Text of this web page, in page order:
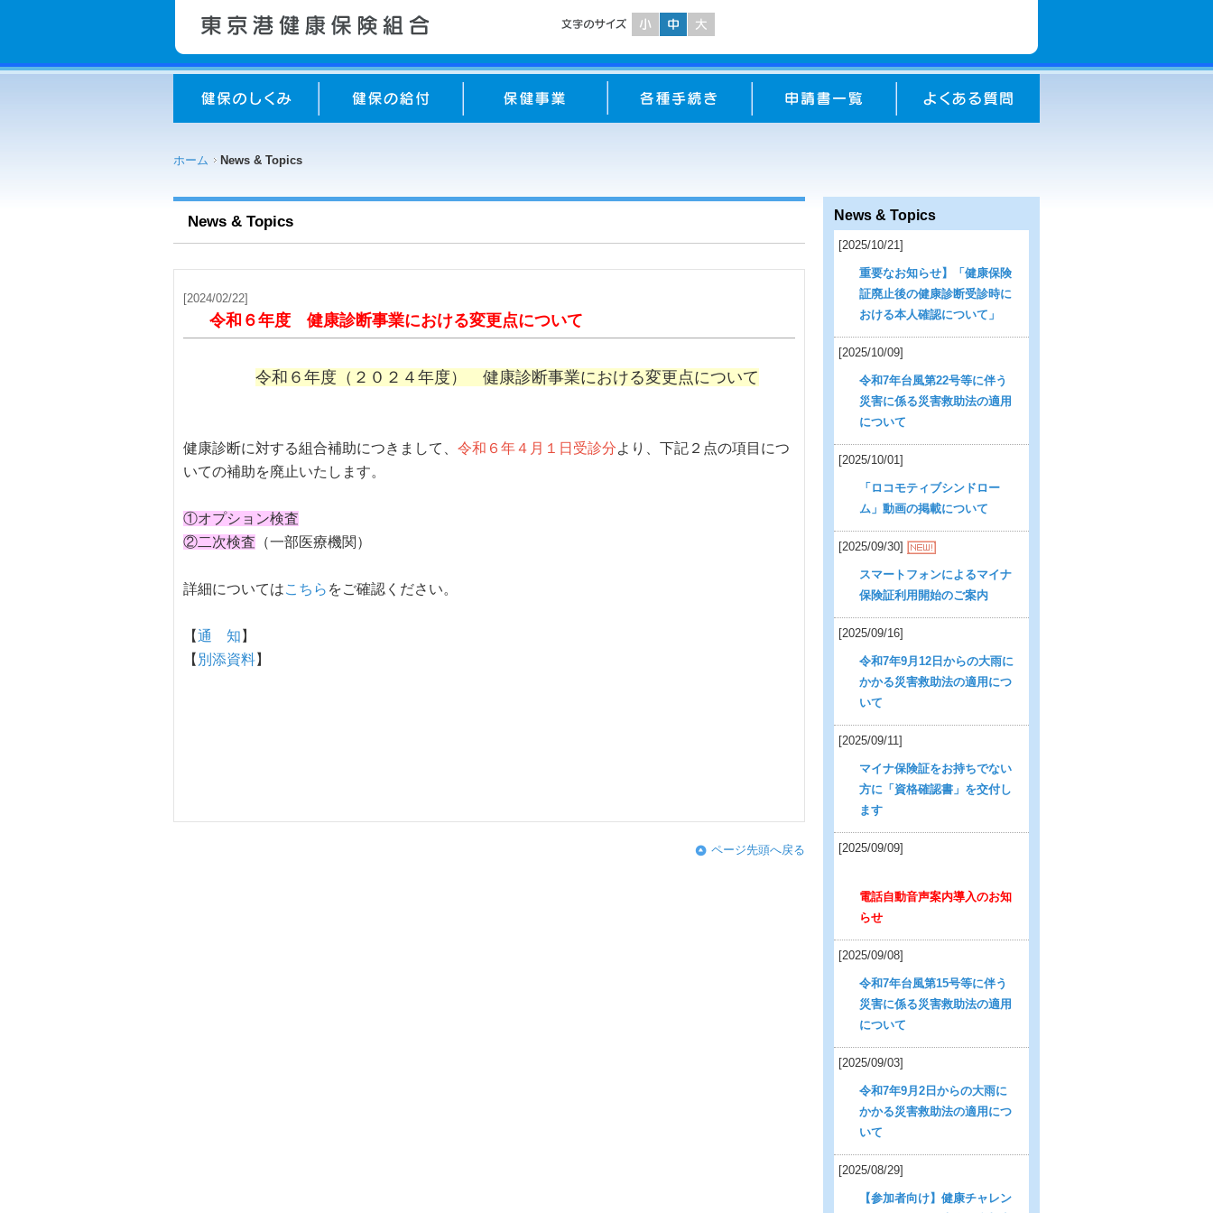
ホーム News & Topics
News & Topics
[2024/02/22]
令和６年度 健康診断事業における変更点について
令和６年度（２０２４年度） 健康診断事業における変更点について
健康診断に対する組合補助につきまして、 令和６年４月１日受診分より、下記２点の項目につ
いての補助を廃止いたします。
①オプション検査
②二次検査 （一部医療機関）
詳細についてはこちら をご確認ください。
【通 知 】
【 別添資料】
ページ先頭へ戻る
News & Topics
[2025/10/21]
重要なお知らせ】「健康保険
証廃止後の健康診断受診時に
おける本人確認について」
[2025/10/09]
令和7年台風第22号等に伴う
災害に係る災害救助法の適用
について
[2025/10/01]
「ロコモティブシンドロー
ム」動画の掲載について
[2025/09/30]
スマートフォンによるマイナ
保険証利用開始のご案内
[2025/09/16]
令和7年9月12日からの大雨に
かかる災害救助法の適用につ
いて
[2025/09/11]
マイナ保険証をお持ちでない
方に「資格確認書」を交付し
ます
[2025/09/09]
電話自動音声案内導入のお知
らせ
[2025/09/08]
令和7年台風第15号等に伴う
災害に係る災害救助法の適用
について
[2025/09/03]
令和7年9月2日からの大雨に
かかる災害救助法の適用につ
いて
[2025/08/29]
【参加者向け】健康チャレン